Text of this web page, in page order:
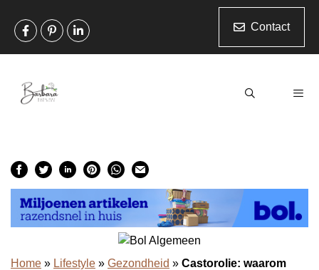
naar
Contact
Home » Lifestyle » Gezondheid » Castorolie: waarom